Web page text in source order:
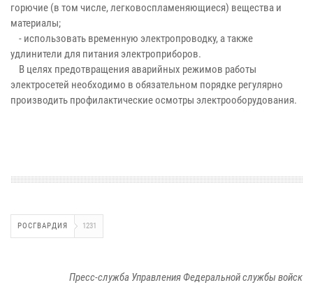
горючие (в том числе, легковоспламеняющиеся) вещества и
материалы;
- использовать временную электропроводку, а также
удлинители для питания электроприборов.
В целях предотвращения аварийных режимов работы
электросетей необходимо в обязательном порядке регулярно
производить профилактические осмотры электрооборудования.
РОСГВАРДИЯ 1231
Пресс-служба Управления Федеральной службы войск